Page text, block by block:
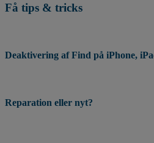
Få tips & tricks
Deaktivering af Find på iPhone,
Reparation eller nyt?